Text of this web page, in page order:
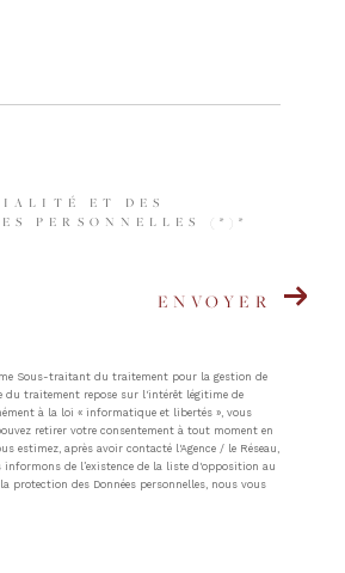
ET DES
PERSONNELLES (*)*
ENVOYER
Sous-traitant du traitement pour la gestion de
du traitement repose sur l'intérêt légitime de
à la loi « informatique et libertés », vous
retirer votre consentement à tout moment en
après avoir contacté l'Agence / le Réseau,
de l’existence de la liste d'opposition au
protection des Données personnelles, nous vous